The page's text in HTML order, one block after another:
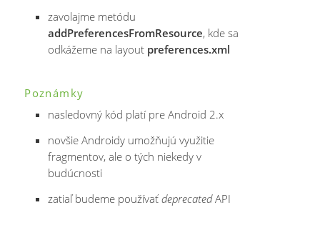
zavolajme metódu
addPreferencesFromResource, kde sa
odkážeme na layout preferences.xml
Poznámky
nasledovný kód platí pre Android 2.x
novšie Androidy umožňujú využitie
fragmentov, ale o tých niekedy v
budúcnosti
zatiaľ budeme používať deprecatedAPI